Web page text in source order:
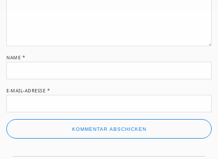
NAME *
E-MAIL-ADRESSE *